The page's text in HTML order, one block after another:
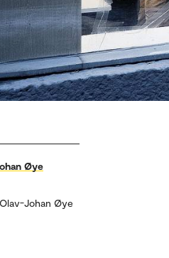
Øye
Johan Øye